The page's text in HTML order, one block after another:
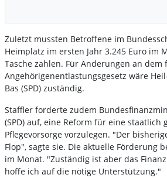
Zuletzt mussten Betroffene im
Heimplatz im ersten Jahr 3.245 Euro im
Tasche zahlen. Für Änderungen an dem
Angehörigenentlastungsgesetz wäre
Bas (SPD) zuständig.
Staffler forderte zudem
(SPD) auf, eine Reform für eine staatlich
Pflegevorsorge vorzulegen. "Der
Flop", sagte sie. Die aktuelle Förderung
im Monat. "Zuständig ist aber das
hoffe ich auf die nötige Unterstützung."